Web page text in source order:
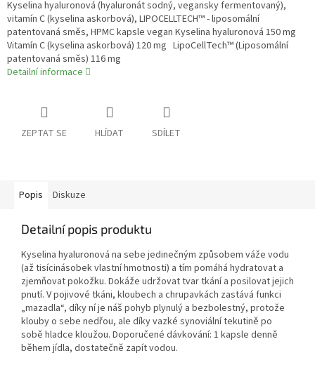
Kyselina hyaluronová (hyaluronát sodný, vegansky fermentovaný),
vitamín C (kyselina askorbová), LIPOCELLTECH™ - liposomální
patentovaná směs, HPMC kapsle vegan Kyselina hyaluronová 150 mg
Vitamín C (kyselina askorbová) 120 mg LipoCellTech™ (Liposomální
patentovaná směs) 116 mg
Detailní informace
ZEPTAT SE HLÍDAT SDÍLET
Popis Diskuze
Detailní popis produktu
Kyselina hyaluronová na sebe jedinečným způsobem váže vodu
(až tisícinásobek vlastní hmotnosti) a tím pomáhá hydratovat a
zjemňovat pokožku. Dokáže udržovat tvar tkání a posilovat jejich
pnutí. V pojivové tkáni, kloubech a chrupavkách zastává funkci
„mazadla“, díky ní je náš pohyb plynulý a bezbolestný, protože
klouby o sebe nedřou, ale díky vazké synoviální tekutině po
sobě hladce kloužou. Doporučené dávkování: 1 kapsle denně
během jídla, dostatečně zapít vodou.